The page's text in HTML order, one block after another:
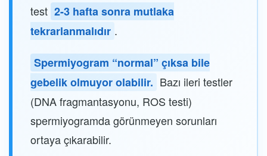
test 2-3 hafta sonra mutlaka
tekrarlanmalıdır .
Spermiyogram “normal” çıksa bile
gebelik olmuyor olabilir. Bazı ileri testler
(DNA fragmantasyonu, ROS testi)
spermiyogramda görünmeyen sorunları
ortaya çıkarabilir.